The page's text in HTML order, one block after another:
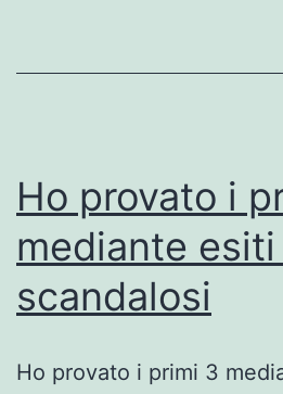
che
luogo
web
verso
convenire
Ho provato i
mediante
scandalosi
Ho provato i primi 3